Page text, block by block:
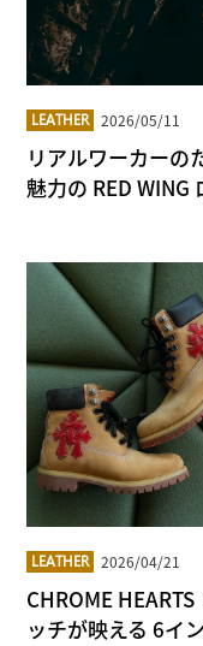
LEATHER 2026/05/11
リアルワーカーの
魅力の RED WING
LEATHER 2026/04/21
CHROME
ッチが映える 6イ